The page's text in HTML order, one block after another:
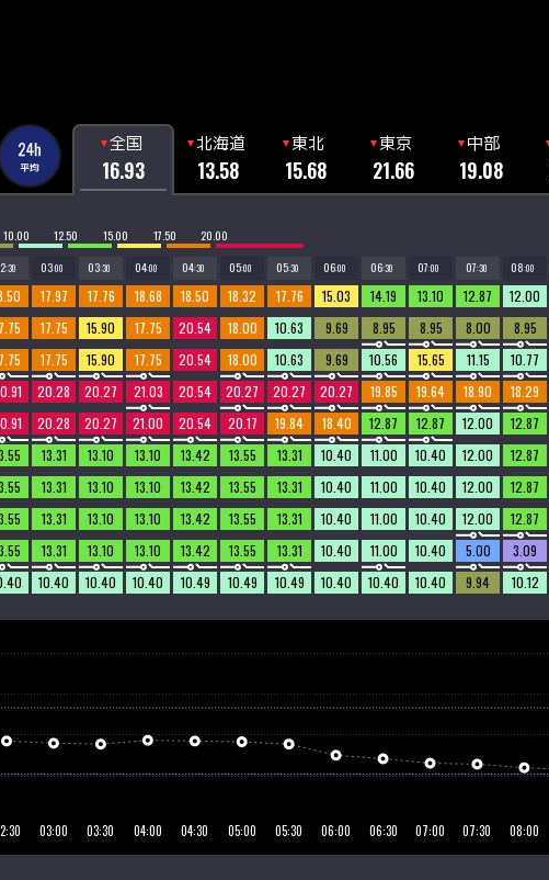
全国
16.93
北海道
13.58
東北
15.68
東京
21.66
中部
19.08
10.00 12.50 15.00 17.50 20.00
:30 03:00 03:30 04:00 04:30 05:00 05:30 06:00 06:30 07:00 07:30 08:00
17.97 17.76 18.68 18.50 18.32 17.76 15.03 14.19 13.10 12.87 12.00
17.75 15.90 17.75 20.54 18.00 10.63 9.69 8.95 8.95 8.00 8.95
17.75 15.90 17.75 20.54 18.00 10.63 9.69 10.56 15.65 11.15 10.77
20.28 20.27 21.03 20.54 20.27 20.27 20.27 19.85 19.64 18.90 18.29
20.28 20.27 21.00 20.54 20.17 19.84 18.40 12.87 12.87 12.00 12.87
13.31 13.10 13.10 13.42 13.55 13.31 10.40 11.00 10.40 12.00 12.87
13.31 13.10 13.10 13.42 13.55 13.31 10.40 11.00 10.40 12.00 12.87
13.31 13.10 13.10 13.42 13.55 13.31 10.40 11.00 10.40 12.00 12.87
13.31 13.10 13.10 13.42 13.55 13.31 10.40 11.00 10.40 5.00 3.09
10.40 10.40 10.40 10.49 10.49 10.49 10.40 10.40 10.40 9.94 10.12